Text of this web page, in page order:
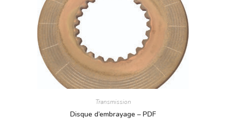
Transmission
Disque d’embrayage – PDF